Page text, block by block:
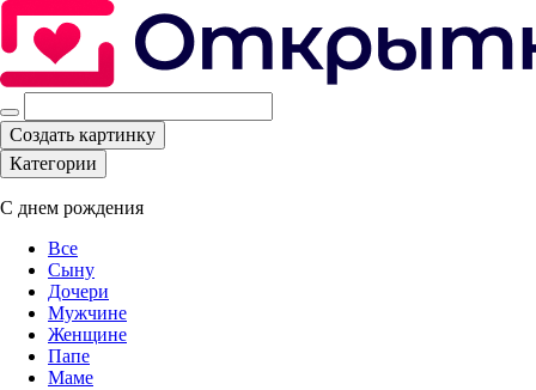
Создать картинку
Категории
С днем рождения
Все
Сыну
Дочери
Мужчине
Женщине
Папе
Маме